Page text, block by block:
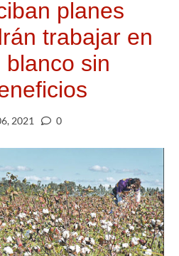
planes
trabajar en
sin
2021 0